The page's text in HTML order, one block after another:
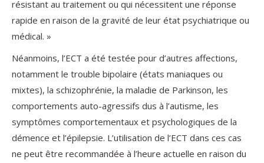
résistant au traitement ou qui nécessitent une réponse
rapide en raison de la gravité de leur état psychiatrique ou
médical. »
Néanmoins, l’ECT a été testée pour d’autres affections,
notamment le trouble bipolaire (états maniaques ou
mixtes), la schizophrénie, la maladie de Parkinson, les
comportements auto-agressifs dus à l’autisme, les
symptômes comportementaux et psychologiques de la
démence et l’épilepsie. L’utilisation de l’ECT dans ces cas
ne peut être recommandée à l’heure actuelle en raison du